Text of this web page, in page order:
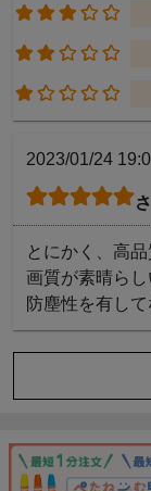
2023/01/24
とにかく、高品
画質が素晴らし
防塵性を有して